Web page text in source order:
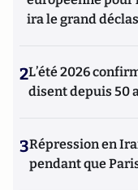
ira le grand
2L’été 2026
disent depuis 50
3Répression en
pendant que